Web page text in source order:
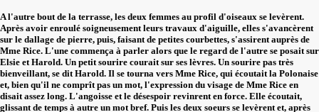
A l'autre bout de la terrasse, les deux femmes au profil d'oiseaux se levèrent.
Après avoir enroulé soigneusement leurs travaux d'aiguille, elles s'avancèrent
sur le dallage de pierre, puis, faisant de petites courbettes, s'assirent auprès de
Mme Rice. L'une commença à parler alors que le regard de l'autre se posait sur
Elsie et Harold. Un petit sourire courait sur ses lèvres. Un sourire pas très
bienveillant, se dit Harold. Il se tourna vers Mme Rice, qui écoutait la Polonaise
et, bien qu'il ne comprît pas un mot, l'expression du visage de Mme Rice en
disait assez long. L'angoisse et le désespoir revinrent en force. Elle écoutait,
glissant de temps à autre un mot bref. Puis les deux soeurs se levèrent et, après